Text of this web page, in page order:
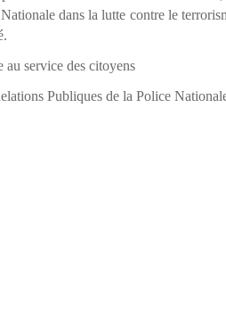
dans la lutte contre le
service des citoyens
Publiques de la Police